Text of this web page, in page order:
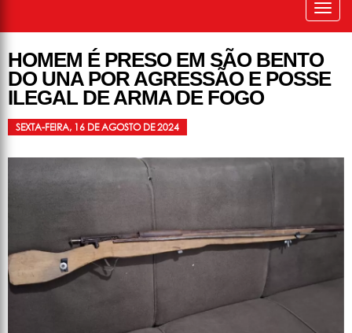
HOMEM É PRESO EM SÃO BENTO
DO UNA POR AGRESSÃO E POSSE
ILEGAL DE ARMA DE FOGO
SEXTA-FEIRA, 16 DE AGOSTO DE 2024